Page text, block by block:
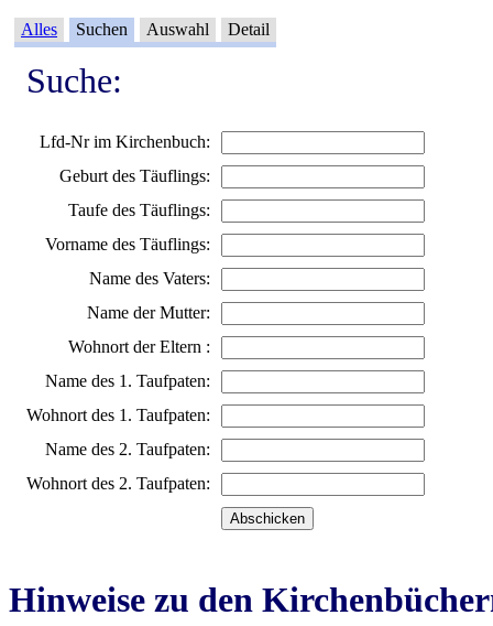
Alles Suchen Auswahl Detail
Suche:
Lfd-Nr im Kirchenbuch:
Geburt des Täuflings:
Taufe des Täuflings:
Vorname des Täuflings:
Name des Vaters:
Name der Mutter:
Wohnort der Eltern :
Name des 1. Taufpaten:
Wohnort des 1. Taufpaten:
Name des 2. Taufpaten:
Wohnort des 2. Taufpaten:
Hinweise zu den